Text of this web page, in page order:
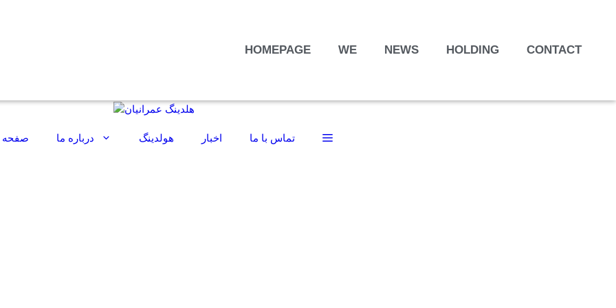
HOMEPAGE WE NEWS HOLDING CONTACT
صفحه درباره ما هولدینگ اخبار تماس با ما